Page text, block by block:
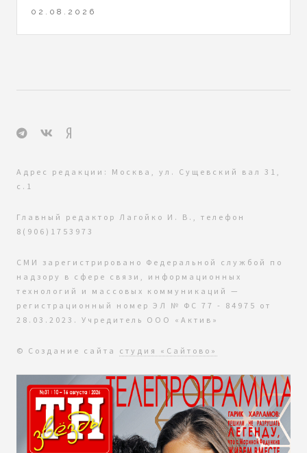
02.08.2026
Адрес редакции: Москва, ул. Сущевский вал 31,
с.1
Главный редактор Лагойко И. В., телефон
8(906)1753973
СМИ зарегистрировано Федеральной службой по
надзору в сфере связи, информационных
технологий и массовых коммуникаций —
регистрационный номер ЭЛ № ФС 77 - 84975 от
28.03.2023. Учредитель ООО «Актив»
© Создание сайта студия «Сайтово»